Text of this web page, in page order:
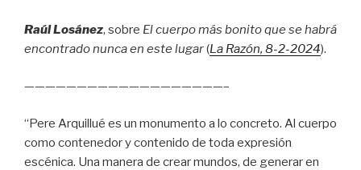
Raúl Losánez, sobre El cuerpo más bonito que se habrá
encontrado nunca en este lugar(La Razón, 8-2-2024).
———————————————————–
“Pere Arquillué es un monumento a lo concreto. Al cuerpo
como contenedor y contenido de toda expresión
escénica. Una manera de crear mundos, de generar en